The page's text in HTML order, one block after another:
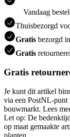
Vandaag
Thuisbezorgd
Gratis bezorgd
Gratis
Gratis
Je kunt dit artikel
via een PostNL-
bouwmarkt. Lees
Let op: De
op maat gemaakte
planten.